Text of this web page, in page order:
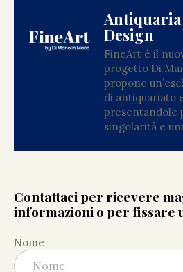
Design
FineArt è il
progetto Di
propone
di antiquariato
presentandole
singolarità e
Contattaci per ricevere
informazioni o per fissare
Nome